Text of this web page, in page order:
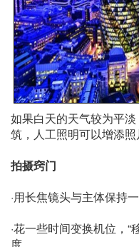
如果白天的天气较为平
筑，人工照明可以增添照
拍摄窍门
·用长焦镜头与主体保持
·花一些时间变换机位，